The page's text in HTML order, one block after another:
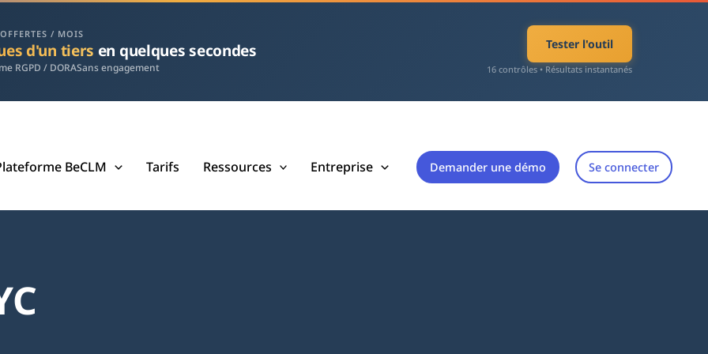
/ MOIS
d'un tiers en quelques secondes
RGPD / DORASans engagement
Tester l'outil
16 contrôles • Résultats instantanés
BeCLM Tarifs Ressources Entreprise Demander une démo Se connecter